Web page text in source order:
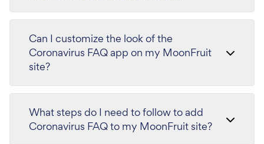
Can I customize the look of the
Coronavirus FAQ app on my MoonFruit
site?
What steps do I need to follow to add
Coronavirus FAQ to my MoonFruit site?